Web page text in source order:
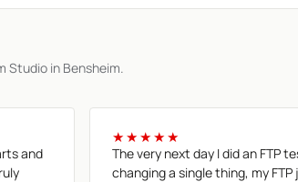
Studio in Bensheim.
and
★★★★★
The very next day I did an FTP
changing a single thing, my